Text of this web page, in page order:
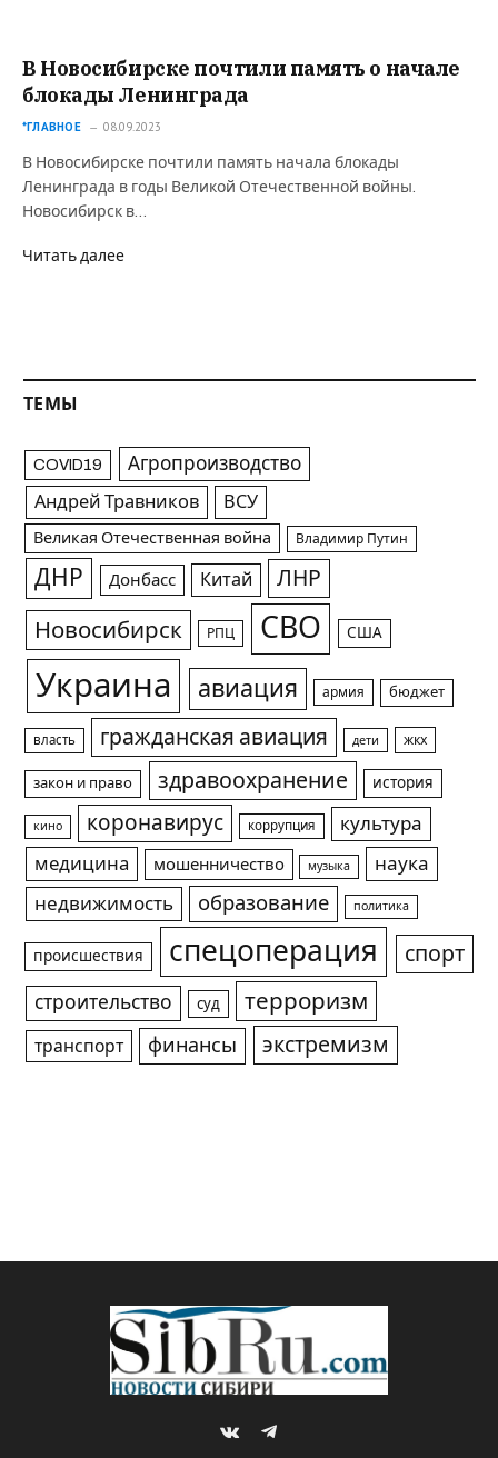
В Новосибирске почтили память о начале
блокады Ленинграда
*ГЛАВНОЕ 08.09.2023
В Новосибирске почтили память начала блокады
Ленинграда в годы Великой Отечественной войны.
Новосибирск в…
Читать далее
ТЕМЫ
COVID19 Агропроизводство
Андрей Травников ВСУ
Великая Отечественная война Владимир Путин
ДНР Донбасс Китай ЛНР
Новосибирск РПЦ СВО США
Украина авиация армия бюджет
власть гражданская авиация дети жкх
закон и право здравоохранение история
кино коронавирус коррупция
культура
медицина
мошенничество музыка
наука
недвижимость
образование политика
происшествия спецоперация спорт
строительство суд терроризм
транспорт финансы экстремизм
VKontakteTelegram